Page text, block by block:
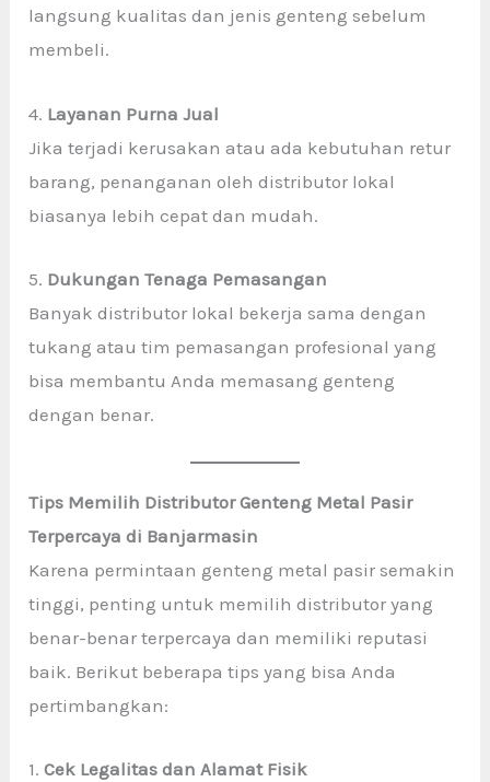
langsung kualitas dan jenis genteng sebelum
membeli.
4. Layanan Purna Jual
Jika terjadi kerusakan atau ada kebutuhan retur
barang, penanganan oleh distributor lokal
biasanya lebih cepat dan mudah.
5. Dukungan Tenaga Pemasangan
Banyak distributor lokal bekerja sama dengan
tukang atau tim pemasangan profesional yang
bisa membantu Anda memasang genteng
dengan benar.
Tips Memilih Distributor Genteng Metal Pasir
Terpercaya di Banjarmasin
Karena permintaan genteng metal pasir semakin
tinggi, penting untuk memilih distributor yang
benar-benar terpercaya dan memiliki reputasi
baik. Berikut beberapa tips yang bisa Anda
pertimbangkan:
1.Cek Legalitas dan Alamat Fisik